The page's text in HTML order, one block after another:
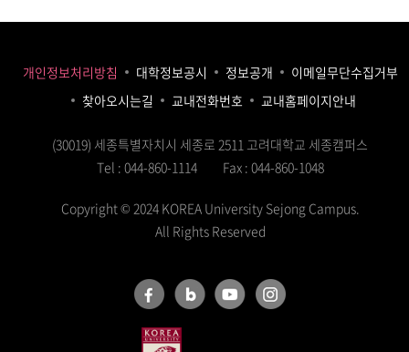
개인정보처리방침 대학정보공시 정보공개
이메일무단수집거부
찾아오시는길
교내전화번호 교내홈페이지안내
(30019) 세종특별자치시 세종로 2511 고려대학교 세종캠퍼스
Tel : 044-860-1114
Fax : 044-860-1048
Copyright © 2024 KOREA University Sejong Campus.
All Rights Reserved